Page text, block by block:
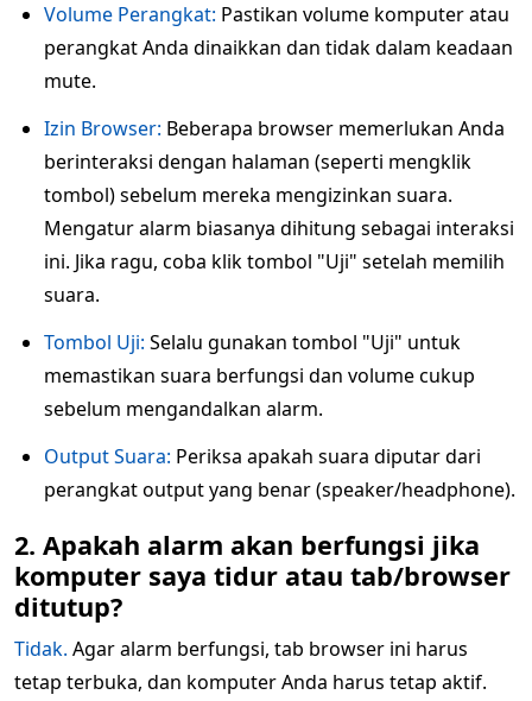
Volume Perangkat: Pastikan volume komputer atau
perangkat Anda dinaikkan dan tidak dalam keadaan
mute.
Izin Browser: Beberapa browser memerlukan Anda
berinteraksi dengan halaman (seperti mengklik
tombol) sebelum mereka mengizinkan suara.
Mengatur alarm biasanya dihitung sebagai interaksi
ini. Jika ragu, coba klik tombol "Uji" setelah memilih
suara.
Tombol Uji: Selalu gunakan tombol "Uji" untuk
memastikan suara berfungsi dan volume cukup
sebelum mengandalkan alarm.
Output Suara: Periksa apakah suara diputar dari
perangkat output yang benar (speaker/headphone).
2. Apakah alarm akan berfungsi jika
komputer saya tidur atau tab/browser
ditutup?
Tidak. Agar alarm berfungsi, tab browser ini harus
tetap terbuka, dan komputer Anda harus tetap aktif.